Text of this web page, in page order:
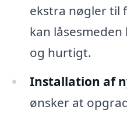
ekstra nøgler til
kan
og hurtigt.
Installation af
ønsker at